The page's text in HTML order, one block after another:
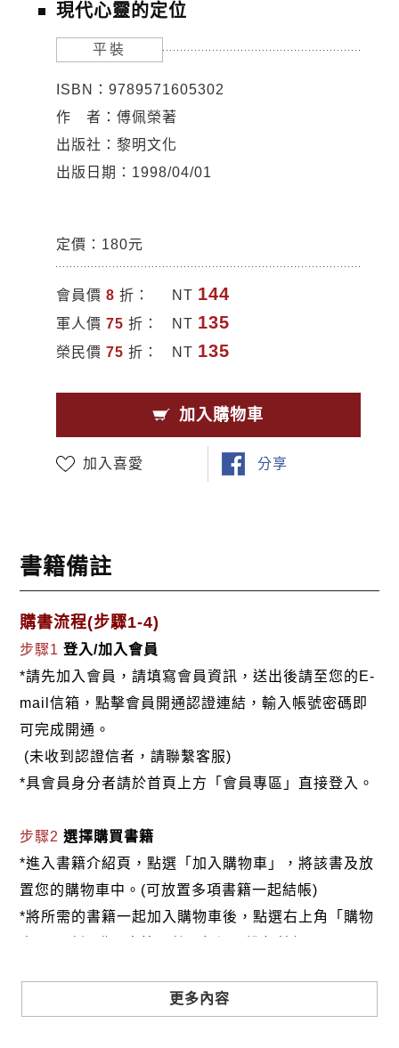
現代心靈的定位
平裝
ISBN：9789571605302
作 者：傅佩榮著
出版社：黎明文化
出版日期：1998/04/01
定價：180元
會員價 8 折： NT 144
軍人價 75 折： NT 135
榮民價 75 折： NT 135
加入購物車
加入喜愛 分享
書籍備註
購書流程(步驟1-4)
步驟1登入/加入會員
*請先加入會員，請填寫會員資訊，送出後請至您的E-
mail信箱，點擊會員開通認證連結，輸入帳號密碼即
可完成開通。
(未收到認證信者，請聯繫客服)
*具會員身分者請於首頁上方「會員專區」直接登入。
步驟2選擇購買書籍
*進入書籍介紹頁，點選「加入購物車」，將該書及放
置您的購物車中。(可放置多項書籍一起結帳)
*將所需的書籍一起加入購物車後，點選右上角「購物
更多內容